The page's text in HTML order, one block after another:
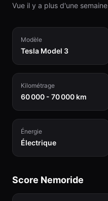
Vue il y a plus d'une semaine
Modèle
Tesla Model 3
Kilométrage
60 000 - 70 000 km
Énergie
Électrique
Score Nemoride